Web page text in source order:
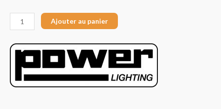
Ajouter au panier